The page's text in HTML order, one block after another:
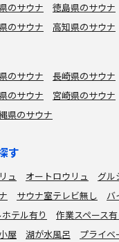
のサウナ
徳島県のサウナ
のサウナ 高知県のサウナ
のサウナ
長崎県のサウナ
のサウナ
宮崎県のサウナ
県のサウナ
す
ュ オートロウリュ
グル
サウナ室テレビ無し
バ
テル有り
作業スペース有
屋 湖が水風呂 プライベ